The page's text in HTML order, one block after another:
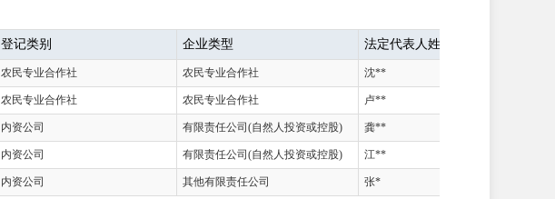
登记类别 企业类型 法定代表人姓名
农民专业合作社 农民专业合作社 沈**
农民专业合作社 农民专业合作社 卢**
内资公司 有限责任公司(自然人投资或控股) 龚**
内资公司 有限责任公司(自然人投资或控股) 江**
内资公司 其他有限责任公司 张*